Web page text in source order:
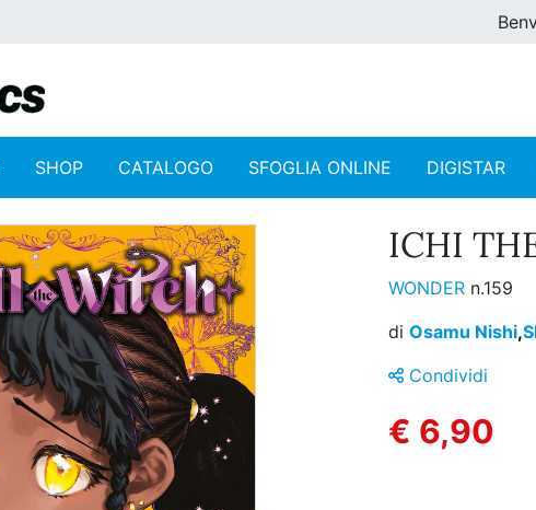
SHOP CATALOGO SFOGLIA ONLINE DIGISTAR
ICHI
WONDER n.159
di Osamu Nishi,
Condividi
€ 6,90